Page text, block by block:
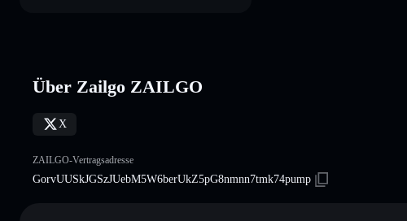
Über Zailgo ZAILGO
X
ZAILGO-Vertragsadresse
GorvUUSkJGSzJUebM5W6berUkZ5pG8nmnn7tmk74pump